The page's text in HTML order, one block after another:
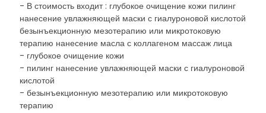
- В стоимость входит : глубокое очищение кожи пилинг
нанесение увлажняющей маски с гиалуроновой кислотой
безынъекционную мезотерапию или микротоковую
терапию нанесение масла с коллагеном массаж лица
- глубокое очищение кожи
- пилинг нанесение увлажняющей маски с гиалуроновой
кислотой
- безынъекционную мезотерапию или микротоковую
терапию